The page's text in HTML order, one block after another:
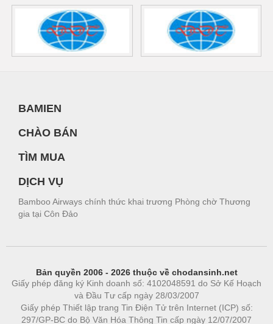
BAMIEN
CHÀO BÁN
TÌM MUA
DỊCH VỤ
Bamboo Airways chính thức khai trương Phòng chờ Thương
gia tại Côn Đảo
Bản quyền 2006 - 2026 thuộc về chodansinh.net
Giấy phép đăng ký Kinh doanh số: 4102048591 do Sở Kế Hoạch
và Đầu Tư cấp ngày 28/03/2007
Giấy phép Thiết lập trang Tin Điện Tử trên Internet (ICP) số:
297/GP-BC do Bộ Văn Hóa Thông Tin cấp ngày 12/07/2007